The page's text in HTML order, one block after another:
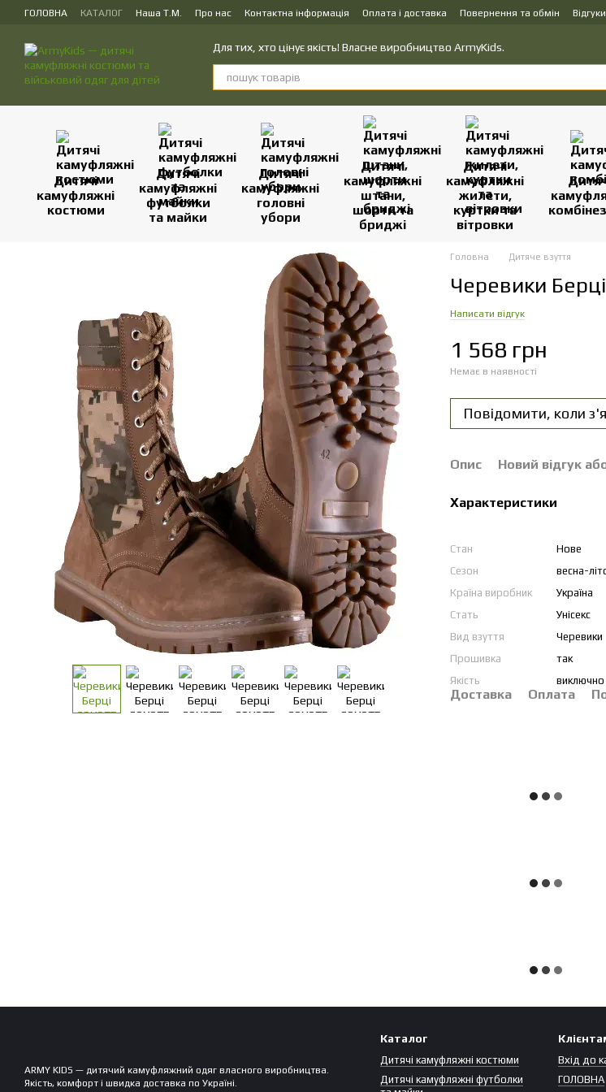
Перейти до основного контенту
ГОЛОВНА КАТАЛОГ Наша Т.М. Про нас Контактна інформація Оплата і доставка Повернення та обмін Відгуки
Для тих, хто цінує якість! Власне виробництво ArmyKids.
Дитячі
камуфляжні
костюми
Дитячі
камуфляжні
футболки
та майки
Дитячі
камуфляжні
головні
убори
Дитячі
камуфляжні
штани,
шорти та
бриджі
Дитячі
камуфляжні
жилети,
куртки та
вітровки
Головна Дитяче взуття
Черевики
Написати відгук
1 568 грн
Немає в наявності
Повідомити, коли
Опис Новий відгук
Характеристики
Стан
Нове
Сезон
весна-
Країна виробник
Україна
Стать
Унісекс
Вид взуття
Черевики
Прошивка
так
Якість
виключно
Доставка Оплата
ARMY KIDS — дитячий камуфляжний одяг власного виробництва.
Якість, комфорт і швидка доставка по Україні.
Каталог
Дитячі камуфляжні костюми
Дитячі камуфляжні футболки
Вхід до
ГОЛОВНА